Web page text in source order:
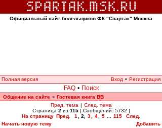
Официальный сайт болельщиков ФК "Спартак" Москва
Полная версия Вход • Регистрация
FAQ • Поиск
Общение на сайте » Гостевая книга ВВ
Пред. тема | След. тема
Страница 2 из 115[ Сообщений: 5732 ]
На страницу Пред. 1 2 3 4 5 115
След.
Начать новую тему
Добавить